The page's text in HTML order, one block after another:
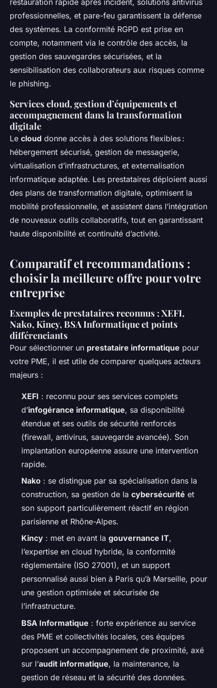
professionnelles, et pare-feu garantissent la défense
des systèmes. La conformité RGPD est prise en
compte, notamment via le contrôle des accès, la
gestion des sauvegardes sécurisées, et la
sensibilisation des collaborateurs aux risques comme
le phishing.
Services cloud, gestion d’équipements et
accompagnement dans la transformation
digitale
Le cloud donne accès à des solutions flexibles :
hébergement sécurisé, gestion de messagerie,
virtualisation d’infrastructures, et externalisation
informatique adaptée. Les prestataires déploient aussi
des plans de transformation digitale, optimisent la
mobilité professionnelle, et assistent dans l’intégration
de nouveaux outils collaboratifs, tout en garantissant
haute disponibilité et continuité d’activité.
Comparatif et recommandations :
choisir la meilleure offre pour votre
entreprise
Exemples de prestataires reconnus : XEFI,
Nako, Kincy, BSA Informatique et points
différenciants
Pour sélectionner un prestataire informatique pour
votre PME, il est utile de comparer quelques acteurs
majeurs :
XEFI : reconnu pour ses services complets
d’infogérance informatique, sa disponibilité
étendue et ses outils de sécurité renforcés
(firewall, antivirus, sauvegarde avancée). Son
implantation européenne assure une intervention
rapide.
Nako : se distingue par sa spécialisation dans la
construction, sa gestion de la cybersécurité et
son support particulièrement réactif en région
parisienne et Rhône-Alpes.
Kincy : met en avant la gouvernance IT,
l’expertise en cloud hybride, la conformité
réglementaire (ISO 27001), et un support
personnalisé aussi bien à Paris qu’à Marseille, pour
une gestion optimisée et sécurisée de
l’infrastructure.
BSA Informatique : forte expérience au service
des PME et collectivités locales, ces équipes
proposent un accompagnement de proximité, axé
sur l’audit informatique, la maintenance, la
gestion de réseau et la sécurité des données.